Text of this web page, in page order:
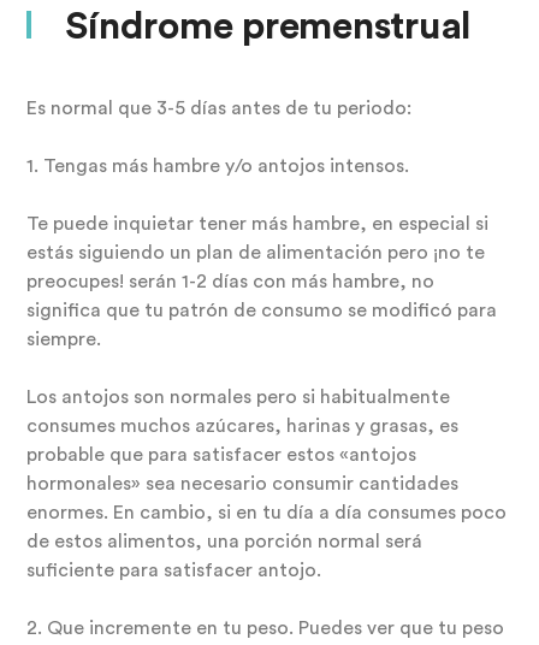
Síndrome premenstrual
Es normal que 3-5 días antes de tu periodo:
1. Tengas más hambre y/o antojos intensos.
Te puede inquietar tener más hambre, en especial si
estás siguiendo un plan de alimentación pero ¡no te
preocupes! serán 1-2 días con más hambre, no
significa que tu patrón de consumo se modificó para
siempre.
Los antojos son normales pero si habitualmente
consumes muchos azúcares, harinas y grasas, es
probable que para satisfacer estos «antojos
hormonales» sea necesario consumir cantidades
enormes. En cambio, si en tu día a día consumes poco
de estos alimentos, una porción normal será
suficiente para satisfacer antojo.
2. Que incremente en tu peso. Puedes ver que tu peso